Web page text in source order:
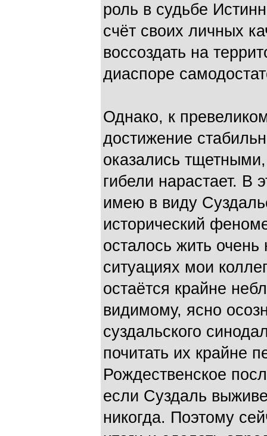
роль в судьбе
счёт своих личных
воссоздать на
диаспоре
Однако, к
достижение
оказались
гибели нарастает. В
имею в виду
исторический
осталось жить очень
ситуациях мои
остаётся крайне
видимому, ясно
суздальского
почитать их крайне
Рождественское
если Суздаль
никогда. Поэтому